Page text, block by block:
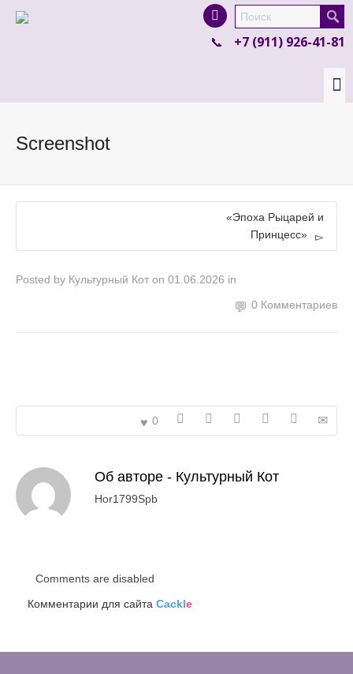
product in a size size .
colour items.
+7 (911) 926-41-81
Screenshot
«Эпоха Рыцарей и
Принцесс»
Posted by Культурный Кот on 01.06.2026 in
0 Комментариев
0
Об авторе - Культурный Кот
Hor1799Spb
Comments are disabled
Комментарии для сайта Cackle